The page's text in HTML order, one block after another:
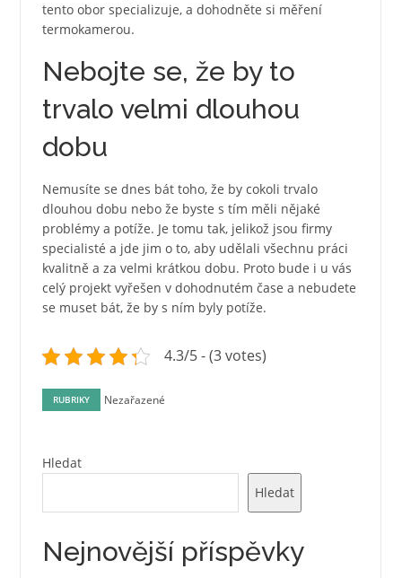
tento obor specializuje, a dohodněte si měření
termokamerou.
Nebojte se, že by to
trvalo velmi dlouhou
dobu
Nemusíte se dnes bát toho, že by cokoli trvalo
dlouhou dobu nebo že byste s tím měli nějaké
problémy a potíže. Je tomu tak, jelikož jsou firmy
specialisté a jde jim o to, aby udělali všechnu práci
kvalitně a za velmi krátkou dobu. Proto bude i u vás
celý projekt vyřešen v dohodnutém čase a nebudete
se muset bát, že by s ním byly potíže.
4.3/5 - (3 votes)
RUBRIKY Nezařazené
Hledat
Hledat
Nejnovější příspěvky